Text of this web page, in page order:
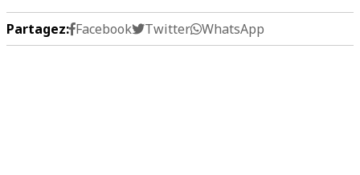
Partagez: Facebook Twitter WhatsApp